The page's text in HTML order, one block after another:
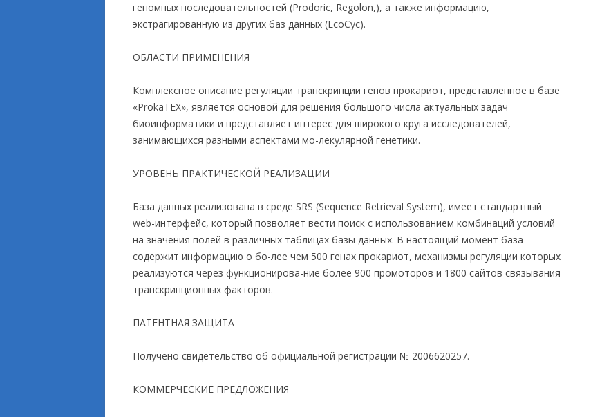
геномных последовательностей (Prodoric, Regolon,), а также информацию,
экстрагированную из других баз данных (EcoCyc).
ОБЛАСТИ ПРИМЕНЕНИЯ
Комплексное описание регуляции транскрипции генов прокариот, представленное в базе
«ProkaTEX», является основой для решения большого числа актуальных задач
биоинформатики и представляет интерес для широкого круга исследователей,
занимающихся разными аспектами мо-лекулярной генетики.
УРОВЕНЬ ПРАКТИЧЕСКОЙ РЕАЛИЗАЦИИ
База данных реализована в среде SRS (Sequence Retrieval System), имеет стандартный
web-интерфейс, который позволяет вести поиск с использованием комбинаций условий
на значения полей в различных таблицах базы данных. В настоящий момент база
содержит информацию о бо-лее чем 500 генах прокариот, механизмы регуляции которых
реализуются через функционирова-ние более 900 промоторов и 1800 сайтов связывания
транскрипционных факторов.
ПАТЕНТНАЯ ЗАЩИТА
Получено свидетельство об официальной регистрации № 2006620257.
КОММЕРЧЕСКИЕ ПРЕДЛОЖЕНИЯ